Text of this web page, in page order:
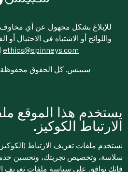
للإبلاغ بشكل مجهول عن أي مخاوف
واللوائح أو الاشتباه في الاحتيال
ethics@spinneys.com
© 2020-2026 سبينس. كل الحقوق محفوظة
يستخدم هذا الموقع
الارتباط الكوكيز.
نستخدم ملفات تعريف الارتباط
سلاسة، وتخصيص تجربتك، وتحسين
فإنك توافق على سياسة ملفات تعريف